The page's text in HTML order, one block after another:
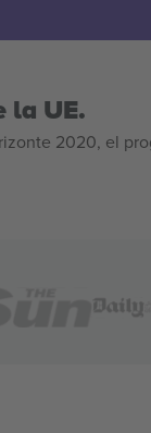
la UE.
2020, el